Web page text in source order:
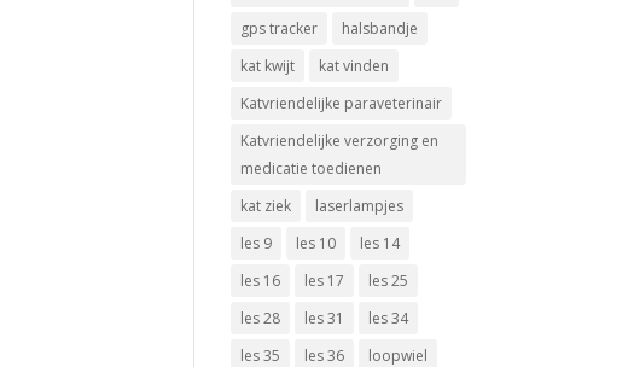
gps tracker
halsbandje
kat kwijt
kat vinden
Katvriendelijke paraveterinair
Katvriendelijke verzorging en
medicatie toedienen
kat ziek
laserlampjes
les 9
les 10
les 14
les 16
les 17
les 25
les 28
les 31
les 34
les 35
les 36
loopwiel